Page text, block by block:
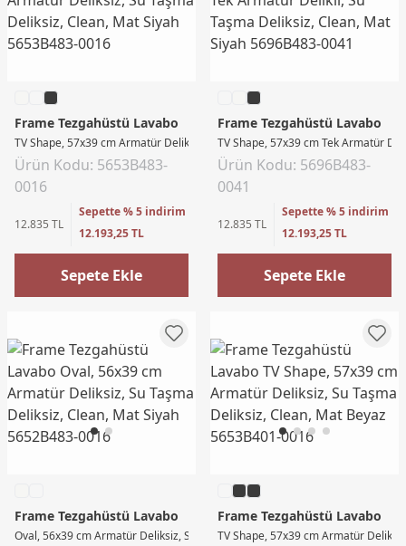
Frame Tezgahüstü Lavabo
TV Shape, 57x39 cm Armatür Deliksiz, Su Taşma Deliksiz, Clean, Mat Siyah
Ürün Kodu: 5653B483-
0016
12.835 TL
Sepette % 5 indirim
12.193,25 TL
Sepete Ekle
Frame Tezgahüstü Lavabo
TV Shape, 57x39 cm Tek Armatür
Ürün Kodu: 5696B483-
0041
12.835 TL
Sepette % 5 indirim
12.193,25 TL
Sepete Ekle
Frame Tezgahüstü Lavabo
Oval, 56x39 cm Armatür Deliksiz, Su Taşma Deliksiz, Clean, Mat Siyah
Frame Tezgahüstü Lavabo
TV Shape, 57x39 cm Armatür